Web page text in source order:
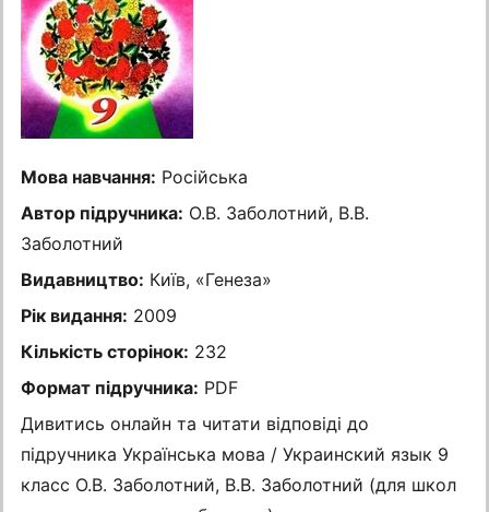
Мова навчання: Російська
Автор підручника: О.В. Заболотний, В.В.
Заболотний
Видавництво: Київ, «Генеза»
Рік видання: 2009
Кількість сторінок: 232
Формат підручника: PDF
Дивитись онлайн та читати відповіді до
підручника Українська мова / Украинский язык 9
класс О.В. Заболотний, В.В. Заболотний (для школ